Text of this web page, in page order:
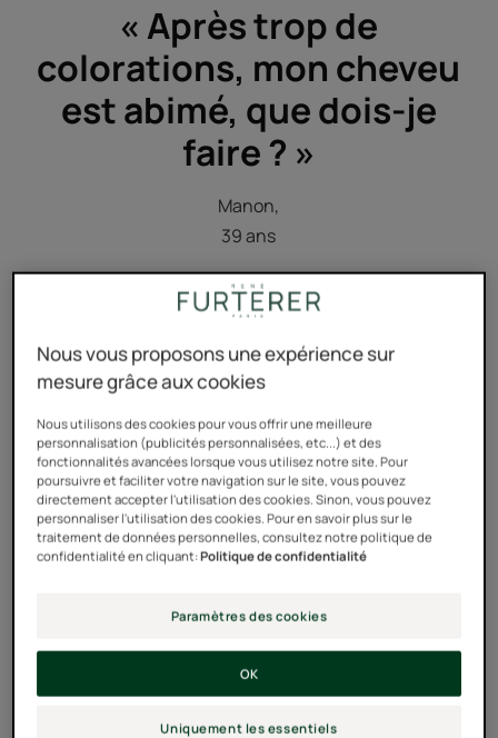
« Après trop de
colorations, mon cheveu
est abimé, que dois-je
faire ? »
Manon,
39 ans
Réparer ses cheveux
abîmés par les colorations
Nous vous proposons une expérience sur
mesure grâce aux cookies
Nous utilisons des cookies pour vous offrir une meilleure
personnalisation (publicités personnalisées, etc...) et des
fonctionnalités avancées lorsque vous utilisez notre site. Pour
poursuivre et faciliter votre navigation sur le site, vous pouvez
directement accepter l'utilisation des cookies. Sinon, vous pouvez
personnaliser l'utilisation des cookies. Pour en savoir plus sur le
traitement de données personnelles, consultez notre politique de
confidentialité en cliquant:Politique de confidentialité
Paramètres des cookies
Uniquement les essentiels
OK